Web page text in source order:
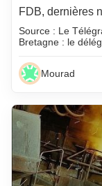
FDB, dernières
Source : Le
Bretagne : le
Mourad